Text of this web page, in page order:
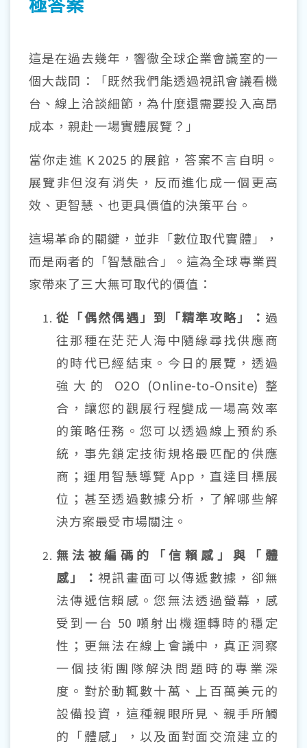
這是在過去幾年，響徹全球企業會議室的一
個大哉問：「既然我們能透過視訊會議看機
台、線上洽談細節，為什麼還需要投入高昂
成本，親赴一場實體展覽？」
當你走進 K 2025 的展館，答案不言自明。
展覽非但沒有消失，反而進化成一個更高
效、更智慧、也更具價值的決策平台。
這場革命的關鍵，並非「數位取代實體」，
而是兩者的「智慧融合」。這為全球專業買
家帶來了三大無可取代的價值：
從「偶然偶遇」到「精準攻略」： 過
往那種在茫茫人海中隨緣尋找供應商
的時代已經結束。今日的展覽，透過
強大的
O2O (Online-to-Onsite) 整
合，讓您的觀展行程變成一場高效率
的策略任務。您可以透過線上預約系
統，事先鎖定技術規格最匹配的供應
商；運用智慧導覽 App ，直達目標展
位；甚至透過數據分析，了解哪些解
決方案最受市場關注。
無法被編碼的「信賴感」與「體
感」： 視訊畫面可以傳遞數據，卻無
法傳遞信賴感。您無法透過螢幕，感
受到一台 50 噸射出機運轉時的穩定
性；更無法在線上會議中，真正洞察
一個技術團隊解決問題時的專業深
度。對於動輒數十萬、上百萬美元的
設備投資，這種親眼所見、親手所觸
的「體感」，以及面對面交流建立的